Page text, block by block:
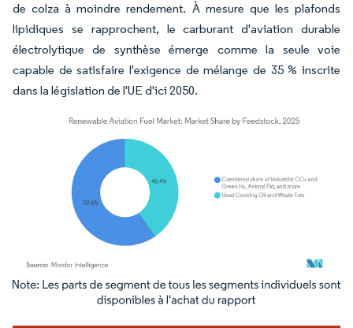
de colza à moindre rendement. À mesure que les plafonds
lipidiques se rapprochent, le carburant d'aviation durable
électrolytique de synthèse émerge comme la seule voie
capable de satisfaire l'exigence de mélange de 35 % inscrite
dans la législation de l'UE d'ici 2050.
Image © Mordor Intelligence. La réutilisation nécessite une attribution sous CC BY